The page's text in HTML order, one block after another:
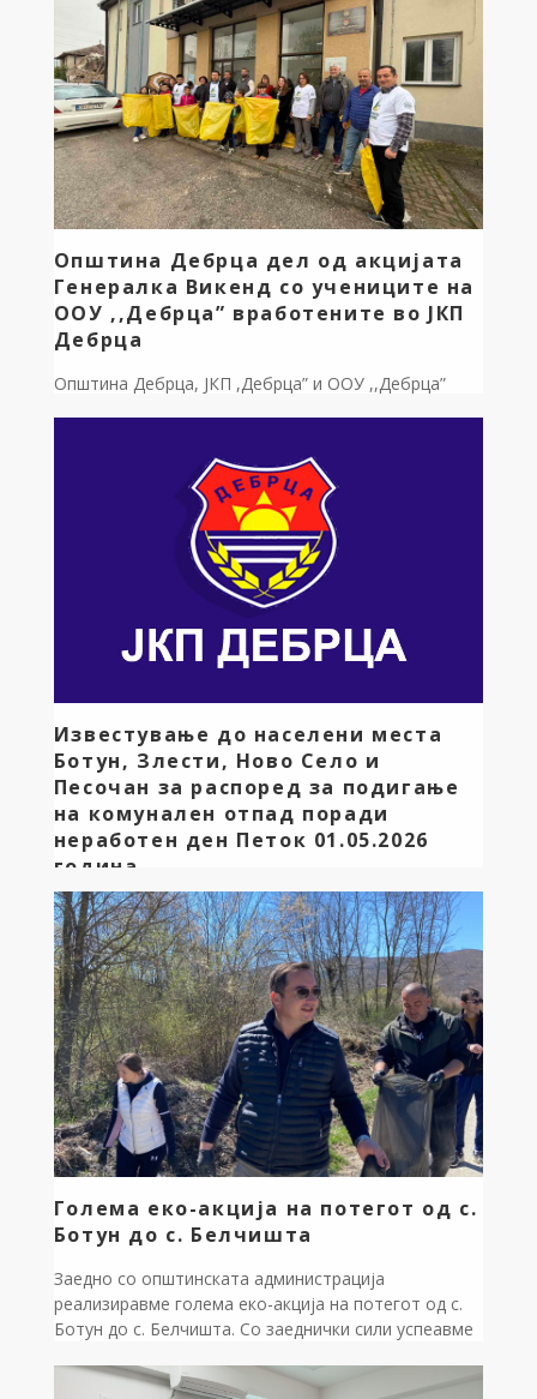
средина! Денеска имав чест да го потпишам
договорот за реализација на новиот значаен
проект за нашата општина. Овој проект го
реализираме во успешна соработка со
Министерството за локална самоуправа, односно
Бирото за регионален развој. Станува збор за
наменска инвестиција вредна 900.000,00 денари за
набавка на […]
Општина Дебрца дел од акцијата
Генералка Викенд со учениците на
ООУ ,,Дебрца” вработените во ЈКП
Дебрца
Општина Дебрца, ЈКП ,Дебрца” и ООУ ,,Дебрца”
организација на “МЕН EНД МАУНТЕН. Aкција се
одржа во Училишниот двор на ООУ,, Дебрца”-
село Белчишта, Административната зграда на
Општина Дебрца и изложбениот центар на
Белчишко Блато, група составена од Учениците на
ООУ,, Дебрца” Наставниците техничкиот […]
Известување до населени места
Ботун, Злести, Ново Село и
Песочан за распоред за подигање
на комунален отпад поради
неработен ден Петок 01.05.2026
година
Известување до населени места Ботун, Злести,
Ново Село и Песочан за распоред за подигање на
комунален отпад поради неработен ден Петок
01.05.2026 година ЈП за комунална дејност
“Дебрца” ги известува жителите на населените
места Ботун, Злести, Ново Село и Песочан дека
поради неработниот ден 01.05.2026г Петок
(државен празник 1ви Мај – Ден на трудот),
комуналниот отпад […]
Голема еко-акција на потегот од с.
Ботун до с. Белчишта
Заедно со општинската администрација
реализиравме голема еко-акција на потегот од с.
Ботун до с. Белчишта. Со заеднички сили успеавме
зад нас почиста и поздрава животна средина. Оваа